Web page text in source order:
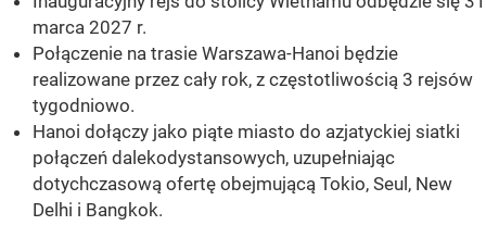
marca 2027 r.
Połączenie na trasie Warszawa-Hanoi będzie
realizowane przez cały rok, z częstotliwością 3 rejsów
tygodniowo.
Hanoi dołączy jako piąte miasto do azjatyckiej siatki
połączeń dalekodystansowych, uzupełniając
dotychczasową ofertę obejmującą Tokio, Seul, New
Delhi i Bangkok.